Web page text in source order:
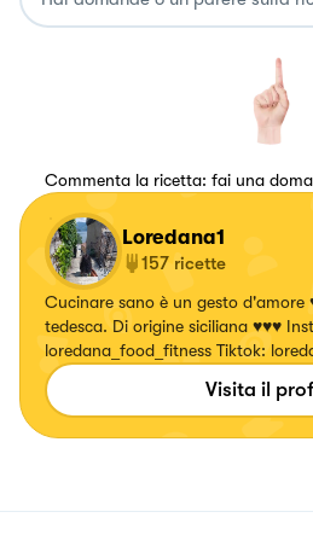
Commenta la ricetta: fai una
Loredana1
157 ricette
Cucinare sano è un gesto d'amore ♥️🥰 Abito nella
tedesca. Di origine siciliana ♥️♥️♥️ Instagram:
loredana_food_fitness Tiktok:
Visita il